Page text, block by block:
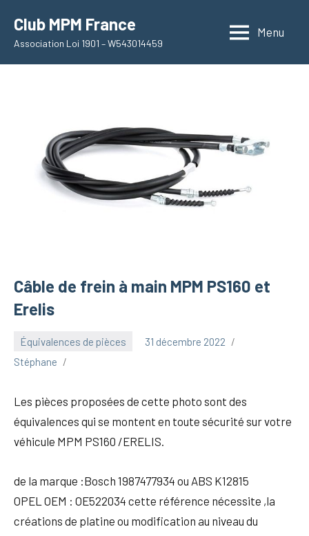
contenu
Club MPM France
Association Loi 1901 – W543014459
Menu
Câble de frein à main MPM PS160 et
Erelis
Équivalences de pièces
31 décembre 2022
Stéphane
Les pièces proposées de cette photo sont des
équivalences qui se montent en toute sécurité sur votre
véhicule MPM PS160 /ERELIS.
de la marque :Bosch 1987477934 ou ABS K12815
OPEL OEM : OE522034 cette référence nécessite ,la
créations de platine ou modification au niveau du